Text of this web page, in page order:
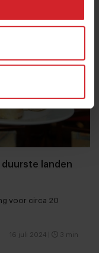
landen
voor circa 20
16 juli 2024 3 min